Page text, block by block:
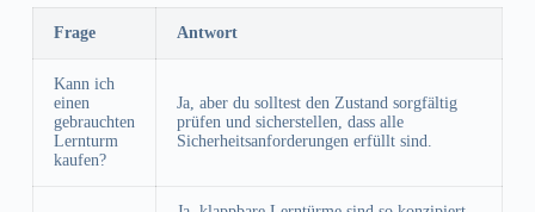
Frage Antwort
Kann ich
einen
gebrauchten
Lernturm
kaufen?
Ja, aber du solltest den Zustand sorgfältig
prüfen und sicherstellen, dass alle
Sicherheitsanforderungen erfüllt sind.